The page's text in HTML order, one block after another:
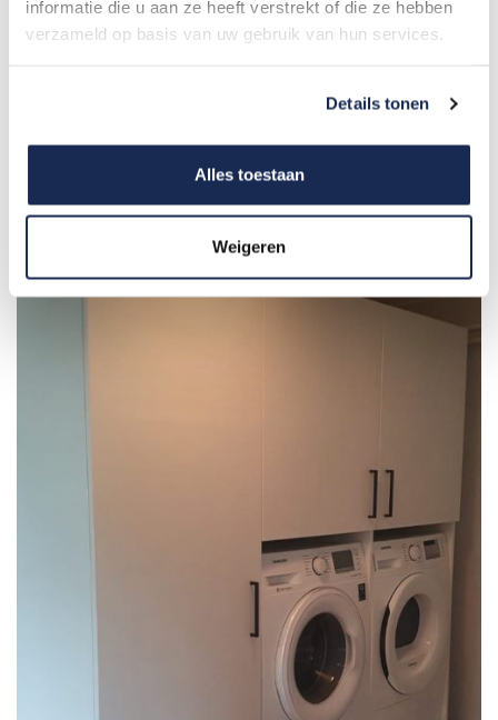
informatie die u aan ze heeft verstrekt of die ze hebben
verzameld op basis van uw gebruik van hun services.
Details tonen
Alles toestaan
Weigeren